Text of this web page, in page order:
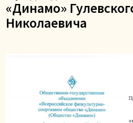
«Динамо»
Николаевича